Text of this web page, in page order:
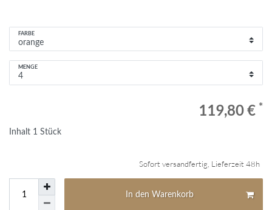
FARBE
MENGE
119,80 € *
Inhalt 1 Stück
Sofort versandfertig, Lieferzeit 48h
In den Warenkorb